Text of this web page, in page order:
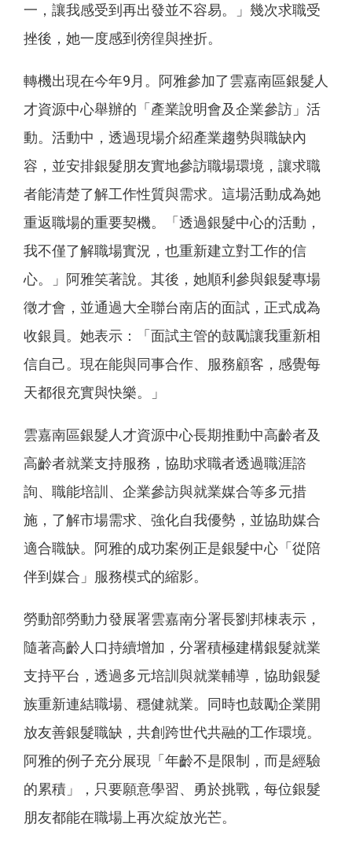
一，讓我感受到再出發並不容易。」幾次求職受
挫後，她一度感到徬徨與挫折。
轉機出現在今年9月。阿雅參加了雲嘉南區銀髮人
才資源中心舉辦的「產業說明會及企業參訪」活
動。活動中，透過現場介紹產業趨勢與職缺內
容，並安排銀髮朋友實地參訪職場環境，讓求職
者能清楚了解工作性質與需求。這場活動成為她
重返職場的重要契機。「透過銀髮中心的活動，
我不僅了解職場實況，也重新建立對工作的信
心。」阿雅笑著說。其後，她順利參與銀髮專場
徵才會，並通過大全聯台南店的面試，正式成為
收銀員。她表示：「面試主管的鼓勵讓我重新相
信自己。現在能與同事合作、服務顧客，感覺每
天都很充實與快樂。」
雲嘉南區銀髮人才資源中心長期推動中高齡者及
高齡者就業支持服務，協助求職者透過職涯諮
詢、職能培訓、企業參訪與就業媒合等多元措
施，了解市場需求、強化自我優勢，並協助媒合
適合職缺。阿雅的成功案例正是銀髮中心「從陪
伴到媒合」服務模式的縮影。
勞動部勞動力發展署雲嘉南分署長劉邦棟表示，
隨著高齡人口持續增加，分署積極建構銀髮就業
支持平台，透過多元培訓與就業輔導，協助銀髮
族重新連結職場、穩健就業。同時也鼓勵企業開
放友善銀髮職缺，共創跨世代共融的工作環境。
阿雅的例子充分展現「年齡不是限制，而是經驗
的累積」，只要願意學習、勇於挑戰，每位銀髮
朋友都能在職場上再次綻放光芒。